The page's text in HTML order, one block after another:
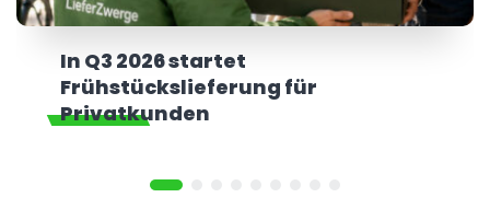
In Q3 2026 startet
Frühstückslieferung für
Privatkunden